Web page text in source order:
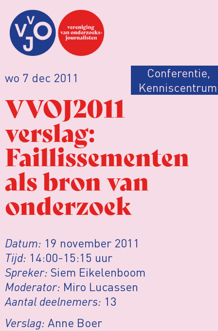
wo 7 dec 2011 Conferentie,
Kenniscentrum
VVOJ2011
verslag:
Faillissementen
als bron van
onderzoek
Datum: 19 november 2011
Tijd: 14:00-15:15 uur
Spreker: Siem Eikelenboom
Moderator: Miro Lucassen
Aantal deelnemers: 13
Verslag: Anne Boer